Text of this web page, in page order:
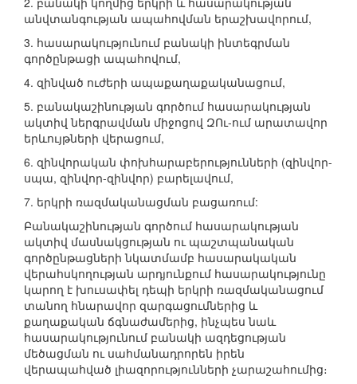
անվտանգության ապահովման երաշխավորում,
3. հասարակությունում բանակի ինտեգրման
գործընթացի ապահովում,
4. զինված ուժերի ապաքաղաքականացում,
5. բանակաշինության գործում հասարակության
ակտիվ ներգրավման միջոցով ԶՈւ-ում արատավոր
երևույթների վերացում,
6. զինվորական փոխհարաբերությունների (զինվոր-
սպա, զինվոր-զինվոր) բարելավում,
7. երկրի ռազմականացման բացառում:
Բանակաշինության գործում հասարակության
ակտիվ մասնակցության ու պաշտպանական
գործընթացների նկատմամբ հասարակական
վերահսկողության արդյունքում հասարակությունը
կարող է խուսափել դեպի երկրի ռազմականացում
տանող հնարավոր զարգացումներից և
քաղաքական ճգնաժամերից, ինչպես նաև
հասարակությունում բանակի ազդեցության
մեծացման ու սահմանադրորեն իրեն
վերապահված լիազորությունների չարաշահումից։